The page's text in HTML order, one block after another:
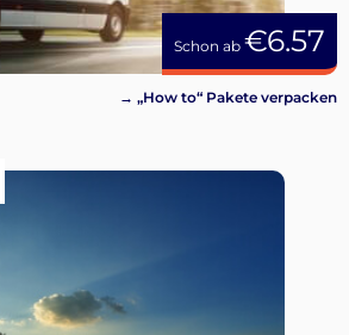
Schon ab €6.57
→ „How to“ Pakete verpacken